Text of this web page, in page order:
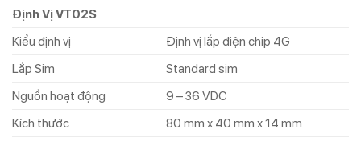
Định Vị VT02S
Kiểu định vị
Định vị lắp điện chip 4G
Lắp Sim
Standard sim
Nguồn hoạt động
9 – 36 VDC
Kích thước
80 mm x 40 mm x 14 mm